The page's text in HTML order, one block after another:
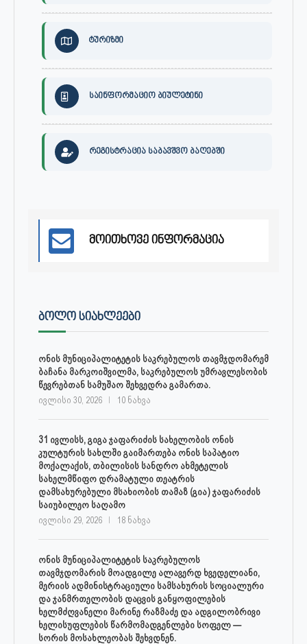
ტურიზმი
საინფორმაციო ბიულეტინი
რეგისტრაცია საბავშვო ბაღებში
მოითხოვე ინფორმაცია
ᲑᲝᲚᲝ ᲡᲘᲐᲮᲚᲔᲔᲑᲘ
ონის მუნიციპალიტეტის საკრებულოს თავმჯდომარემ
ბაჩანა მარკოიშვილმა, საკრებულოს უმრავლესობის
წევრებთან სამუშაო შეხვედრა გამართა.
ივლისი 30, 2026 10 ნახვა
31 ივლისს, გიგა ჯაფარიძის სახელობის ონის
კულტურის სახლში გაიმართება ონის საპატიო
მოქალაქის, თბილისის სანდრო ახმეტელის
სახელმწიფო დრამატული თეატრის
დამსახურებული მსახიობის თამაზ (გია) ჯაფარიძის
საიუბილეო საღამო
ივლისი 29, 2026 18 ნახვა
ონის მუნიციპალიტეტის საკრებულოს
თავმჯდომარის მოადგილე ალავერდ ხვედელიანი,
მერიის ადმინისტრაციული სამსახურის სოციალური
და ჯანმრთელობის დაცვის განყოფილების
ხელმძღვანელი მარინე რაზმაძე და ადგილობრივი
ხელისუფლების წარმომადგენლები სოფელ —
სორის მოსახლეობას შეხვდნენ.